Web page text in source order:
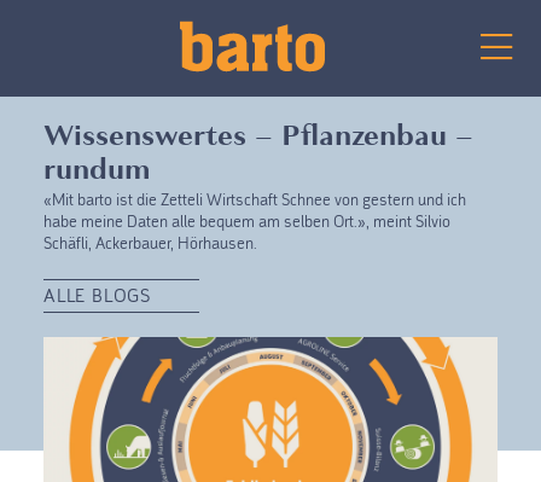
Wissenswertes – Pflanzenbau –
rundum
«Mit barto ist die Zetteli Wirtschaft Schnee von gestern und ich
habe meine Daten alle bequem am selben Ort.», meint Silvio
Schäfli, Ackerbauer, Hörhausen.
ALLE BLOGS